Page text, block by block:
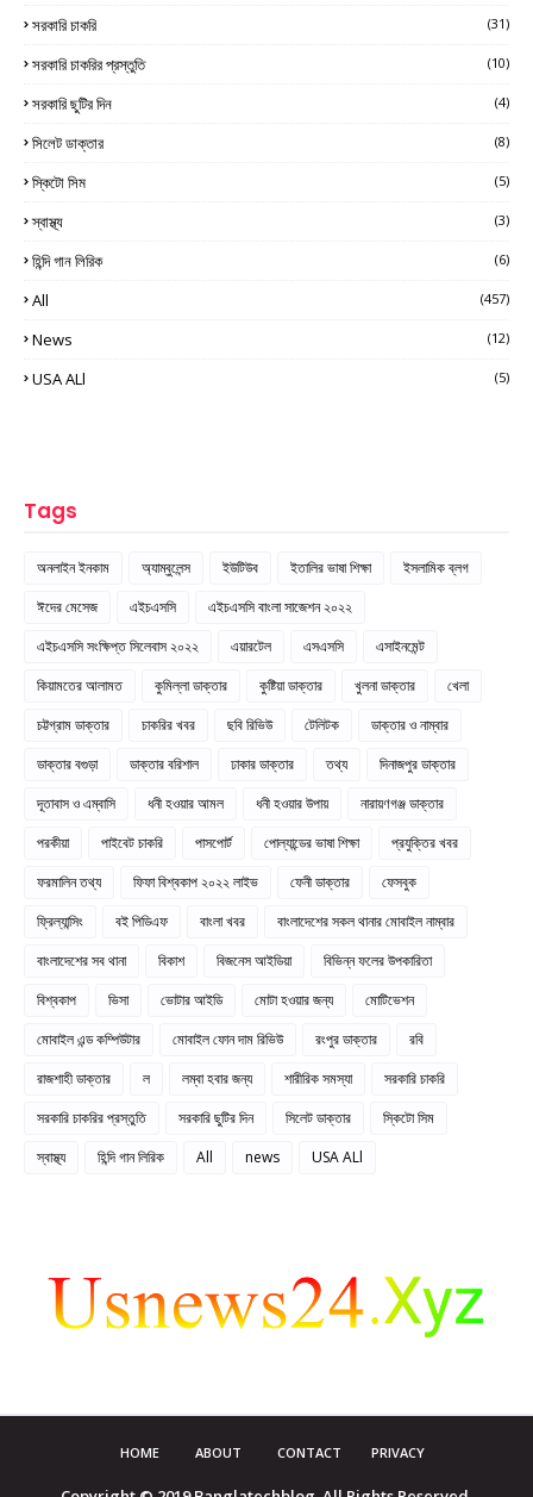
সরকারি চাকরি (31)
সরকারি চাকরির প্রস্তুতি (10)
সরকারি ছুটির দিন (4)
সিলেট ডাক্তার (8)
স্কিটো সিম (5)
স্বাস্থ্য (3)
হিন্দি গান লিরিক (6)
All (457)
News (12)
USA ALl (5)
Tags
অনলাইন ইনকাম অ্যাম্বুলেন্স ইউটিউব ইতালির ভাষা শিক্ষা
ইসলামিক ব্লগ
ঈদের মেসেজ
এইচএসসি
এইচএসসি বাংলা সাজেশন ২০২২
এইচএসসি সংক্ষিপ্ত সিলেবাস ২০২২
এয়ারটেল এসএসসি
এসাইনমেন্ট
কিয়ামতের আলামত
কুমিল্লা ডাক্তার কুষ্টিয়া ডাক্তার খুলনা ডাক্তার
খেলা
চট্টগ্রাম ডাক্তার
চাকরির খবর ছবি রিভিউ টেলিটক
ডাক্তার ও নাম্বার
ডাক্তার বগুড়া
ডাক্তার বরিশাল ঢাকার ডাক্তার তথ্য
দিনাজপুর ডাক্তার
দূতাবাস ও এম্বাসি
ধনী হওয়ার আমল ধনী হওয়ার উপায়
নারায়ণগঞ্জ ডাক্তার
পরকীয়া
পাইবেট চাকরি পাসপোর্ট পোল্যান্ডের ভাষা শিক্ষা
প্রযুক্তির খবর
ফরমালিন তথ্য
ফিফা বিশ্বকাপ ২০২২ লাইভ ফেনী ডাক্তার
ফেসবুক
ফ্রিল্যান্সিং
বই পিডিএফ বাংলা খবর
বাংলাদেশের সকল থানার মোবাইল নাম্বার
বাংলাদেশের সব থানা
বিকাশ বিজনেস আইডিয়া
বিভিন্ন ফলের উপকারিতা
বিশ্বকাপ
ভিসা ভোটার আইডি মোটা হওয়ার জন্য
মোটিভেশন
মোবাইল এন্ড কম্পিউটার
মোবাইল ফোন দাম রিভিউ রংপুর ডাক্তার
রবি
রাজশাহী ডাক্তার
ল লম্বা হবার জন্য শারীরিক সমস্যা
সরকারি চাকরি
সরকারি চাকরির প্রস্তুতি
সরকারি ছুটির দিন সিলেট ডাক্তার
স্কিটো সিম
স্বাস্থ্য
হিন্দি গান লিরিক All news USA ALl
HOME ABOUT CONTACT PRIVACY